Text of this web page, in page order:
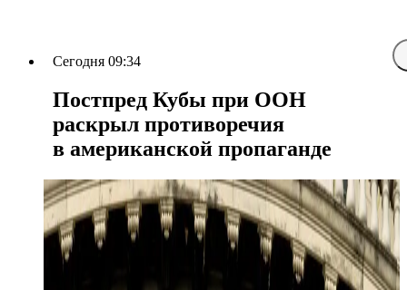
Сегодня 09:34
Постпред Кубы при ООН
раскрыл противоречия
в американской пропаганде